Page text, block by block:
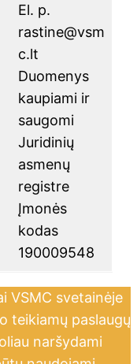
El. p.
rastine@vsm
c.lt
Duomenys
kaupiami ir
saugomi
Juridinių
asmenų
registre
Įmonės
kodas
190009548
VSMC svetainėje
teikiamų paslaugų
naršydami